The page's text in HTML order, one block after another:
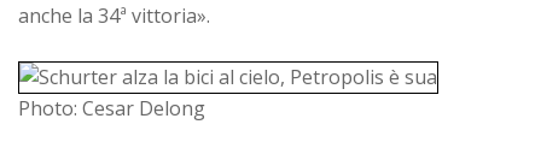
anche la 34ª vittoria».
Photo: Cesar Delong